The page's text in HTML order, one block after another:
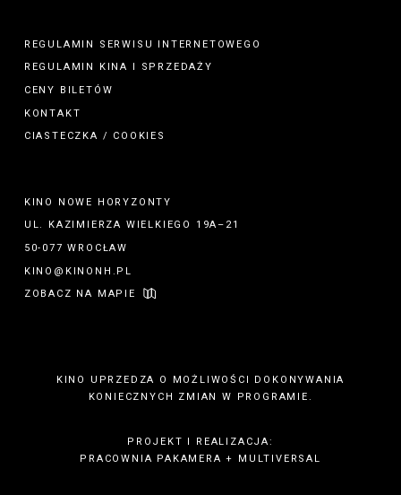
REGULAMIN SERWISU INTERNETOWEGO
REGULAMIN
KINA
SPRZEDAŻY
CENY BILETÓW
KONTAKT
CIASTECZKA / COOKIES
KINO NOWE HORYZONTY
UL. KAZIMIERZA WIELKIEGO 19A–21
50-077 WROCŁAW
KINO@KINONH.PL
ZOBACZ NA MAPIE
KINO UPRZEDZA O MOŻLIWOŚCI DOKONYWANIA
KONIECZNYCH ZMIAN W PROGRAMIE.
PROJEKT I REALIZACJA:
PRACOWNIA PAKAMERA + MULTIVERSAL